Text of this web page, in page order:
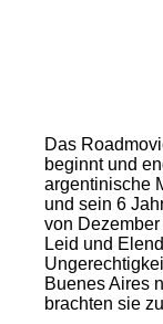
Das
beginnt und
argentinische
und sein 6
von
Leid und
Buenes Aires
brachten sie